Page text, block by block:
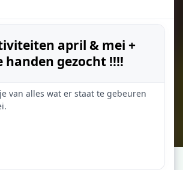
april & mei +
handen gezocht !!!!
van alles wat er staat te gebeuren